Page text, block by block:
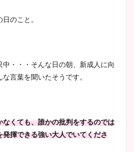
のこと。
・・・そんな日の朝、新成人に向
言葉を聞いたそうです。
くても、誰かの批判をするのでは
揮できる強い大人でいてくださ